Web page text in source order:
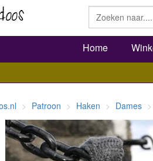
Home
Patroon Haken Dames